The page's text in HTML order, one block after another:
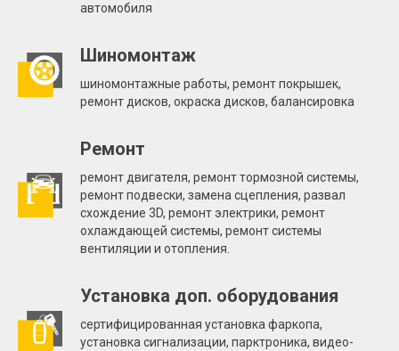
автомобиля
Шиномонтаж
шиномонтажные работы, ремонт покрышек,
ремонт дисков, окраска дисков, балансировка
Ремонт
ремонт двигателя, ремонт тормозной системы,
ремонт подвески, замена сцепления, развал
схождение 3D, ремонт электрики, ремонт
охлаждающей системы, ремонт системы
вентиляции и отопления.
Установка доп. оборудования
сертифицированная установка фаркопа,
установка сигнализации, парктроника, видео-